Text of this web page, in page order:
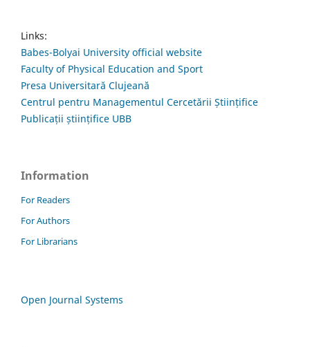
Links:
Babes-Bolyai University official website
Faculty of Physical Education and Sport
Presa Universitară Clujeană
Centrul pentru Managementul Cercetării Științifice
Publicații științifice UBB
Information
For Readers
For Authors
For Librarians
Open Journal Systems